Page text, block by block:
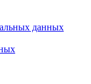
данных